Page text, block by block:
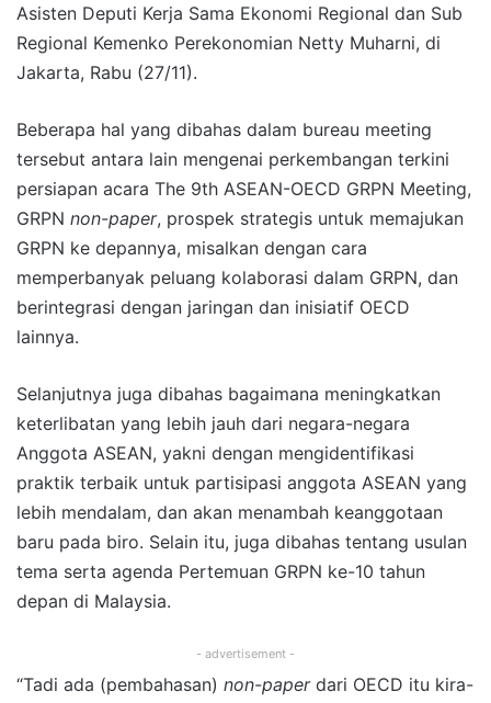
Asisten Deputi Kerja Sama Ekonomi Regional dan Sub
Regional Kemenko Perekonomian Netty Muharni, di
Jakarta, Rabu (27/11).
Beberapa hal yang dibahas dalam bureau meeting
tersebut antara lain mengenai perkembangan terkini
persiapan acara The 9th ASEAN-OECD GRPN Meeting,
GRPN non-paper, prospek strategis untuk memajukan
GRPN ke depannya, misalkan dengan cara
memperbanyak peluang kolaborasi dalam GRPN, dan
berintegrasi dengan jaringan dan inisiatif OECD
lainnya.
Selanjutnya juga dibahas bagaimana meningkatkan
keterlibatan yang lebih jauh dari negara-negara
Anggota ASEAN, yakni dengan mengidentifikasi
praktik terbaik untuk partisipasi anggota ASEAN yang
lebih mendalam, dan akan menambah keanggotaan
baru pada biro. Selain itu, juga dibahas tentang usulan
tema serta agenda Pertemuan GRPN ke-10 tahun
depan di Malaysia.
- advertisement -
“Tadi ada (pembahasan) non-paperdari OECD itu kira-